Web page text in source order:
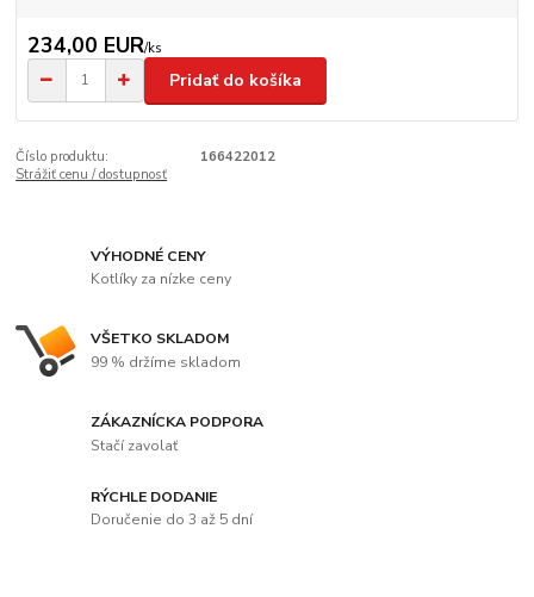
234,00 EUR/ks
Pridať do košíka
Číslo produktu:
166422012
Strážiť cenu / dostupnosť
VÝHODNÉ CENY
Kotlíky za nízke ceny
VŠETKO SKLADOM
99 % držíme skladom
ZÁKAZNÍCKA PODPORA
Stačí zavolať
RÝCHLE DODANIE
Doručenie do 3 až 5 dní